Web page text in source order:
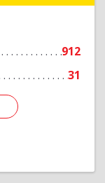
912
31